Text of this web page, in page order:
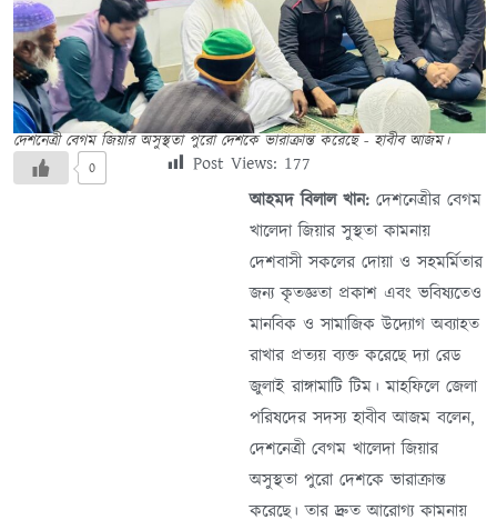
দেশনেত্রী বেগম জিয়ার অসুস্থতা পুরো দেশকে ভারাক্রান্ত করেছে - হাবীব আজম।
0 Post Views: 177
আহমদ বিলাল খান: দেশনেত্রীর বেগম
খালেদা জিয়ার সুস্থতা কামনায়
দেশবাসী সকলের দোয়া ও সহমর্মিতার
জন্য কৃতজ্ঞতা প্রকাশ এবং ভবিষ্যতেও
মানবিক ও সামাজিক উদ্যোগ অব্যাহত
রাখার প্রত্যয় ব্যক্ত করেছে দ্যা রেড
জুলাই রাঙ্গামাটি টিম। মাহফিলে জেলা
পরিষদের সদস্য হাবীব আজম বলেন,
দেশনেত্রী বেগম খালেদা জিয়ার
অসুস্থতা পুরো দেশকে ভারাক্রান্ত
করেছে। তার দ্রুত আরোগ্য কামনায়